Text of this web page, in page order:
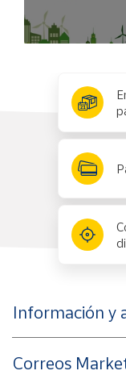
Información y
Correos